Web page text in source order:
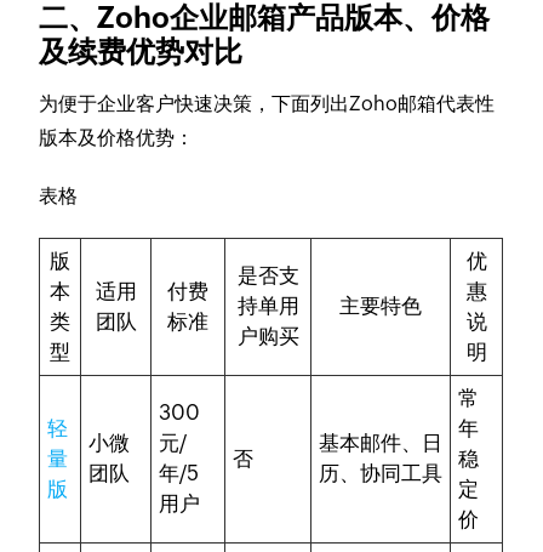
二、Zoho企业邮箱产品版本、价格
及续费优势对比
为便于企业客户快速决策，下面列出Zoho邮箱代表性
版本及价格优势：
表格
版
本
类
型
适用
团队
付费
标准
是否支
持单用
户购买
主要特色
优
惠
说
明
轻
量
版
小微
团队
300
元/
年/5
用户
否
基本邮件、日
历、协同工具
常
年
稳
定
价